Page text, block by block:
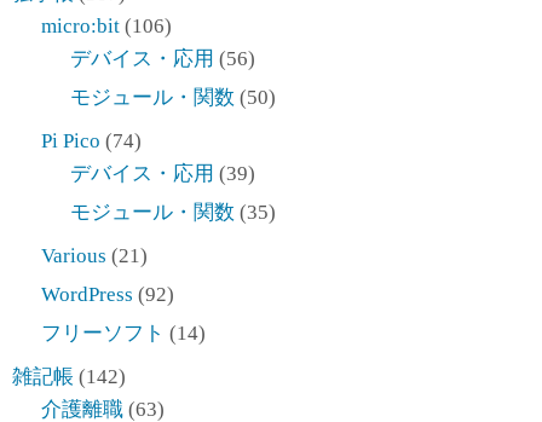
micro:bit (106)
デバイス・応用 (56)
モジュール・関数 (50)
Pi Pico (74)
デバイス・応用 (39)
モジュール・関数 (35)
Various (21)
WordPress (92)
フリーソフト (14)
雑記帳 (142)
介護離職 (63)